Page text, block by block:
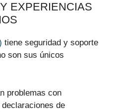
EXPERIENCIAS
tiene seguridad y soporte
son sus únicos
problemas con
declaraciones de